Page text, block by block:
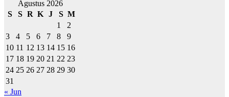
Agustus 2026
S
S R K J S M
1
2
3
4 5 6 7 8
9
10 11 12 13 14 15 16
17 18 19 20 21 22 23
24 25 26 27 28 29 30
31
« Jun